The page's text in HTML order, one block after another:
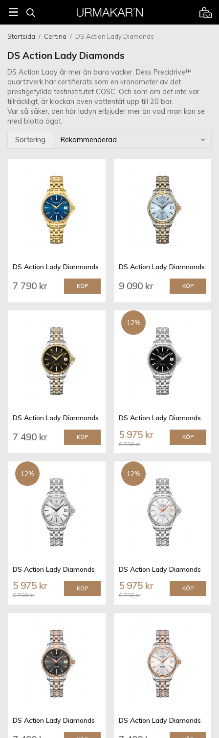
Startsida / Certina / DS Action Lady Diamonds
DS Action Lady Diamonds
DS Action Lady är mer än bara vacker. Dess Precidrive™
quartzverk har certifierats som en kronometer av det
prestigefyllda testinstitutet COSC. Och som om det inte var
tillräckligt, är klockan även vattentät upp till 20 bar.
Var så säker, den här ladyn erbjuder mer än vad man kan se
med blotta ögat.
Sortering
DS Action Lady Diamnonds
7 790 kr KÖP
DS Action Lady Diamnonds
9 090 kr KÖP
DS Action Lady Diamnonds
7 490 kr KÖP
12%
DS Action Lady Diamonds
5 975 kr
6 790 kr
KÖP
12%
DS Action Lady Diamonds
5 975 kr
6 790 kr
KÖP
12%
DS Action Lady Diamonds
5 975 kr
6 790 kr
KÖP
DS Action Lady Diamonds DS Action Lady Diamonds